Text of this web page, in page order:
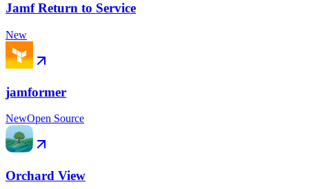
Jamf Return to Service
New
jamformer
NewOpen Source
Orchard View